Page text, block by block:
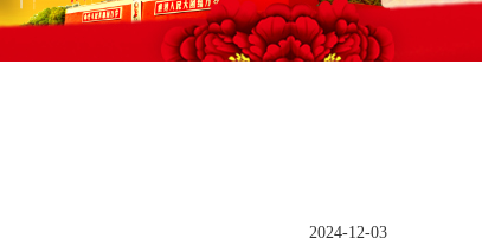
2024-12-03